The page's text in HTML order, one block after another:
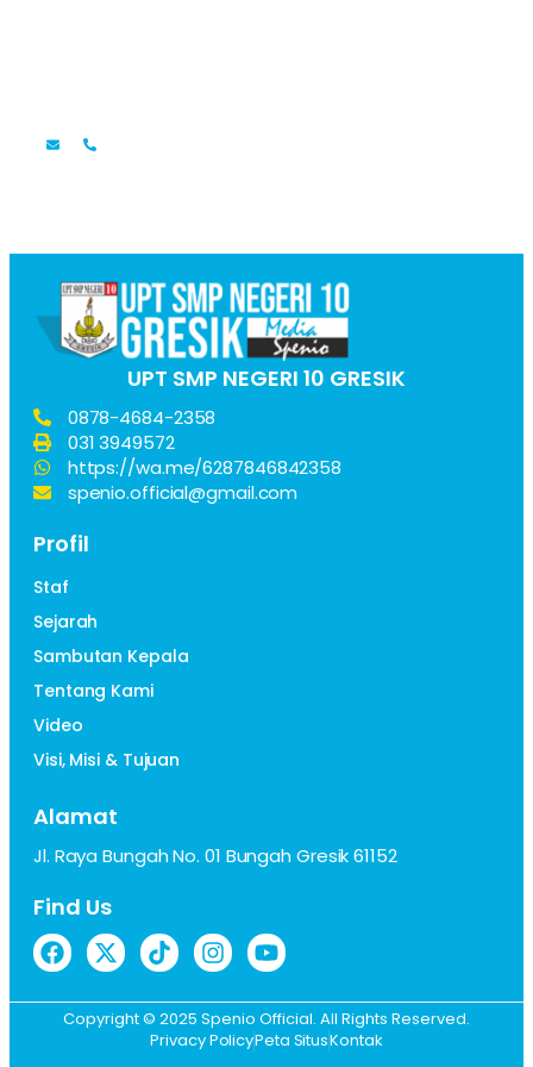
UPT SMP NEGERI 10 GRESIK
0878-4684-2358
031 3949572
https://wa.me/6287846842358
spenio.official@gmail.com
Profil
Staf
Sejarah
Sambutan Kepala
Tentang Kami
Video
Visi, Misi & Tujuan
Alamat
Jl. Raya Bungah No. 01 Bungah Gresik 61152
Find Us
Copyright © 2025 Spenio Official. All Rights Reserved.
Privacy PolicyPeta SitusKontak